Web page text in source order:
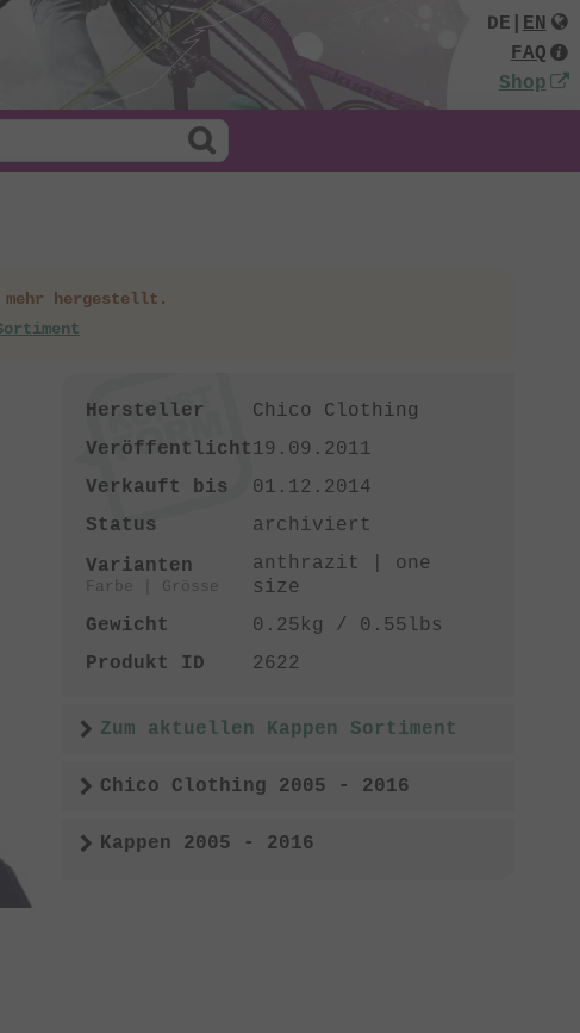
DE
EN
FAQ
Shop
hergestellt.
Hersteller
Chico Clothing
Veröffentlicht19.09.2011
Verkauft bis
01.12.2014
Status
archiviert
Varianten
Farbe | Grösse
anthrazit | one
size
Gewicht
0.25kg / 0.55lbs
Produkt ID
2622
Zum aktuellen Kappen Sortiment
Chico Clothing 2005 - 2016
Kappen 2005 - 2016